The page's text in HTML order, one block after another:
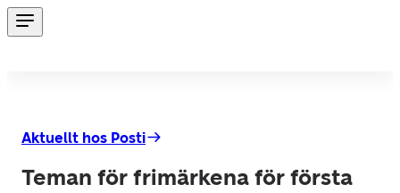
Aktuellt hos Posti
Teman för frimärkena för första